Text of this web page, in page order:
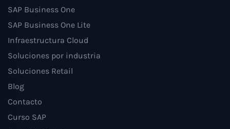
SAP Business One
SAP Business One Lite
Infraestructura Cloud
Soluciones por industria
Soluciones Retail
Blog
Contacto
Curso SAP